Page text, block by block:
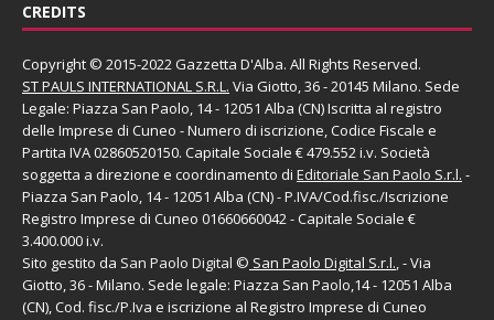
CREDITS
Copyright © 2015-2022 Gazzetta D'Alba. All Rights Reserved.
ST PAULS INTERNATIONAL S.R.L. Via Giotto, 36 - 20145 Milano. Sede
Legale: Piazza San Paolo, 14 - 12051 Alba (CN) Iscritta al registro
delle Imprese di Cuneo - Numero di iscrizione, Codice Fiscale e
Partita IVA 02860520150. Capitale Sociale € 479.552 i.v. Società
soggetta a direzione e coordinamento di Editoriale San Paolo S.r.l. -
Piazza San Paolo, 14 - 12051 Alba (CN) - P.IVA/Cod.fisc./Iscrizione
Registro Imprese di Cuneo 01660660042 - Capitale Sociale €
3.400.000 i.v.
Sito gestito da San Paolo Digital © San Paolo Digital S.r.l., - Via
Giotto, 36 - Milano. Sede legale: Piazza San Paolo,14 - 12051 Alba
(CN), Cod. fisc./P.Iva e iscrizione al Registro Imprese di Cuneo